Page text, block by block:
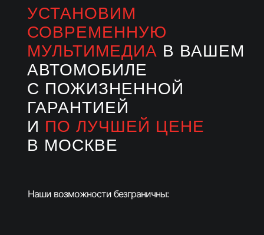
УСТАНОВИМ
СОВРЕМЕННУЮ
МУЛЬТИМЕДИА В ВАШЕМ
АВТОМОБИЛЕ
С ПОЖИЗНЕННОЙ
ГАРАНТИЕЙ
И ПО ЛУЧШЕЙ ЦЕНЕ
В МОСКВЕ
Наши возможности безграничны: